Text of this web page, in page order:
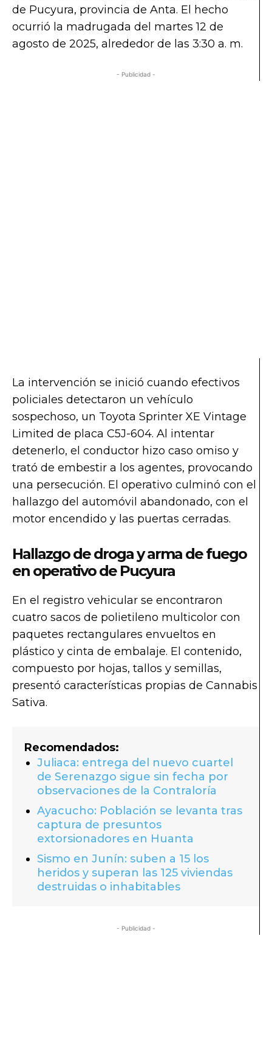
de Pucyura, provincia de Anta. El hecho
ocurrió la madrugada del martes 12 de
agosto de 2025, alrededor de las 3:30 a. m.
- Publicidad -
La intervención se inició cuando efectivos
policiales detectaron un vehículo
sospechoso, un Toyota Sprinter XE Vintage
Limited de placa C5J-604. Al intentar
detenerlo, el conductor hizo caso omiso y
trató de embestir a los agentes, provocando
una persecución. El operativo culminó con el
hallazgo del automóvil abandonado, con el
motor encendido y las puertas cerradas.
Hallazgo de droga y arma de fuego
en operativo de Pucyura
En el registro vehicular se encontraron
cuatro sacos de polietileno multicolor con
paquetes rectangulares envueltos en
plástico y cinta de embalaje. El contenido,
compuesto por hojas, tallos y semillas,
presentó características propias de Cannabis
Sativa.
Recomendados:
Juliaca: entrega del nuevo cuartel
de Serenazgo sigue sin fecha por
observaciones de la Contraloría
Ayacucho: Población se levanta tras
captura de presuntos
extorsionadores en Huanta
Sismo en Junín: suben a 15 los
heridos y superan las 125 viviendas
destruidas o inhabitables
- Publicidad -